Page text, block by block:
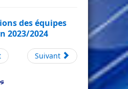
des équipes
2023/2024
Suivant